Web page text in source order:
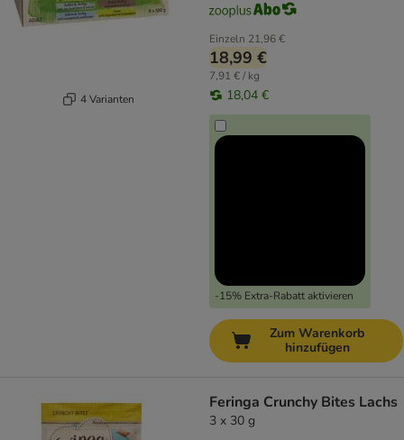
4 Varianten
Einzeln 21,96 €
18,99 €
7,91 € / kg
18,04 €
-15% Extra-Rabatt aktivieren
Zum Warenkorb
hinzufügen
Feringa Crunchy Bites Lachs
3 x 30 g